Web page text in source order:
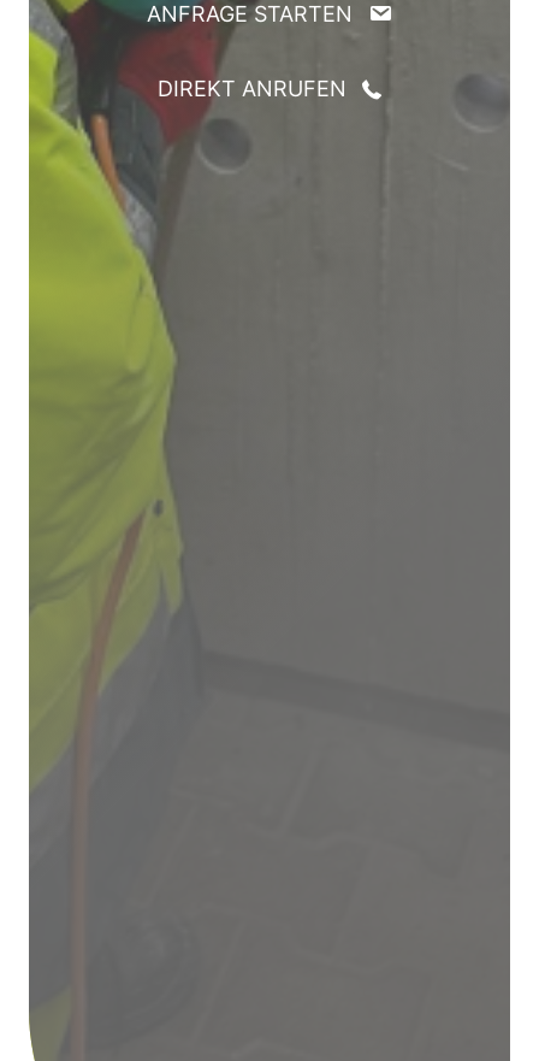
ANFRAGE STARTEN
DIREKT ANRUFEN